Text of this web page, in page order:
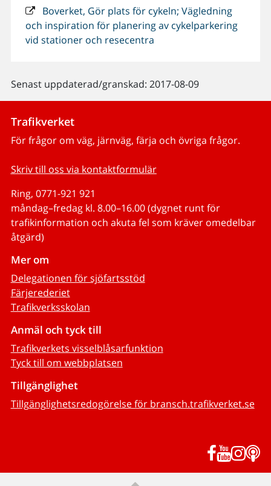
Boverket, Gör plats för cykeln; Vägledning
och inspiration för planering av cykelparkering
vid stationer och resecentra
Senast uppdaterad/granskad: 2017-08-09
Trafikverket
För frågor om väg, järnväg, färja och övriga frågor.
Skriv till oss via kontaktformulär
Ring, 0771-921 921
måndag–fredag kl. 8.00–16.00 (dygnet runt för
trafikinformation och akuta fel som kräver omedelbar
åtgärd)
Mer om
Delegationen för sjöfartsstöd
Färjerederiet
Trafikverksskolan
Anmäl och tyck till
Trafikverkets visselblåsarfunktion
Tyck till om webbplatsen
Tillgänglighet
Tillgänglighetsredogörelse för bransch.trafikverket.se
Facebook
YouTube